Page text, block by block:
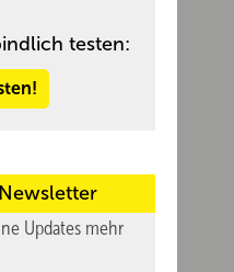
testen:
Updates mehr